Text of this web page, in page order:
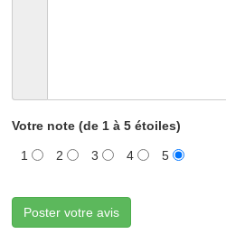
Votre note (de 1 à 5 étoiles)
1 2 3 4 5
Poster votre avis